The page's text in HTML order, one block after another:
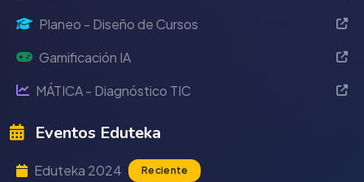
Planeo - Diseño de Cursos
Gamificación IA
MÁTICA - Diagnóstico TIC
Eventos Eduteka
Eduteka 2024 Reciente